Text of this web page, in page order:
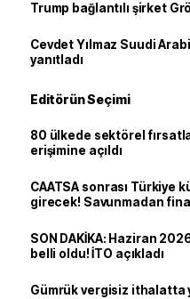
Trump bağlantılı şirket
Cevdet Yılmaz Suudi
yanıtladı
Editörün Seçimi
80 ülkede sektörel
erişimine açıldı
CAATSA sonrası Türkiye
girecek! Savunmadan
SON DAKİKA: Haziran
belli oldu! İTO açıkladı
Gümrük vergisiz ithalatta